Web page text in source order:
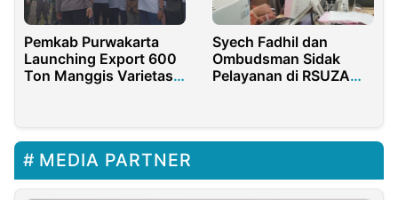
Pemkab Purwakarta
Launching Export 600
Ton Manggis Varietas
Syech Fadhil dan
Ombudsman Sidak
Pelayanan di RSUZA
MEDIA PARTNER